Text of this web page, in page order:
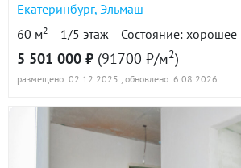
Екатеринбург, Эльмаш
60 м2 1/5 этаж Состояние: хорошее
5 501 000 ₽ (91700 ₽/м2)
размещено: 02.12.2025 , обновлено: 6.08.2026